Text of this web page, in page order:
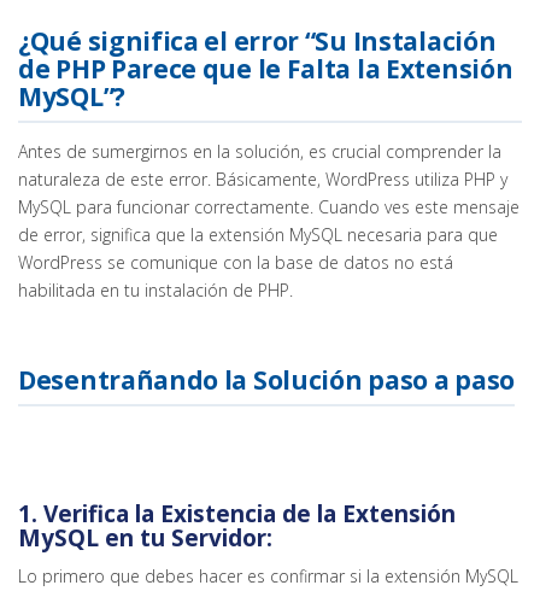
¿Qué significa el error “Su Instalación
de PHP Parece que le Falta la Extensión
MySQL”?
Antes de sumergirnos en la solución, es crucial comprender la
naturaleza de este error. Básicamente, WordPress utiliza PHP y
MySQL para funcionar correctamente. Cuando ves este mensaje
de error, significa que la extensión MySQL necesaria para que
WordPress se comunique con la base de datos no está
habilitada en tu instalación de PHP.
Desentrañando la Solución paso a paso
1. Verifica la Existencia de la Extensión
MySQL en tu Servidor:
Lo primero que debes hacer es confirmar si la extensión MySQL